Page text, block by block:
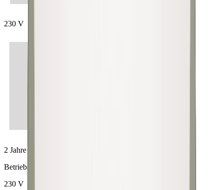
230 V
2 Jahre
Betriebsspannung
230 V